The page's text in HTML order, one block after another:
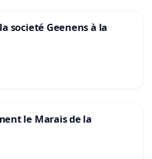
societé Geenens à la
le Marais de la